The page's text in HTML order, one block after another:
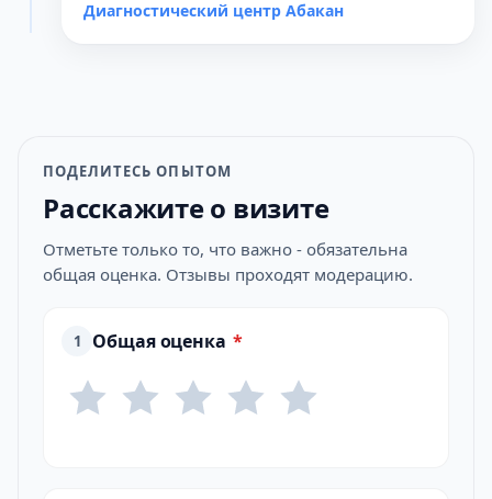
Диагностический центр Абакан
ПОДЕЛИТЕСЬ ОПЫТОМ
Расскажите о визите
Отметьте только то, что важно - обязательна
общая оценка. Отзывы проходят модерацию.
1 Общая оценка *